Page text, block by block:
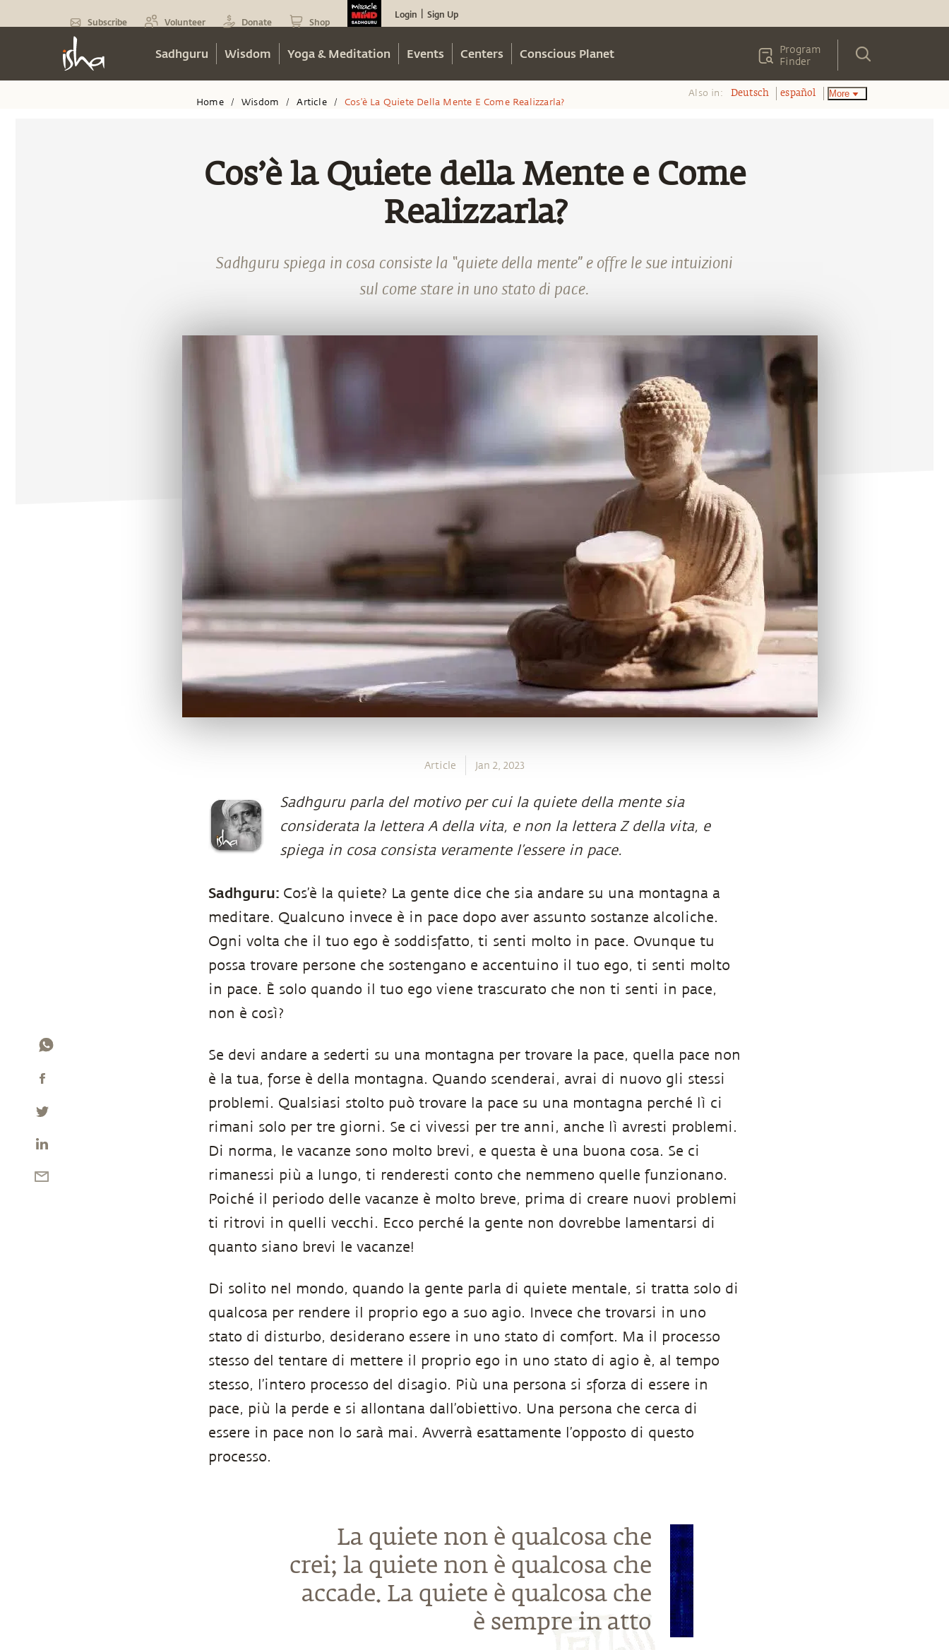
Subscribe Volunteer Donate Shop
Login Sign Up
Sadhguru Wisdom Yoga & Meditation Events Centers Conscious Planet
Program
Finder
Home / Wisdom / Article / Cos’è La Quiete Della Mente E Come Realizzarla?
Also in: Deutsch español More
Cos’è la Quiete della Mente e Come
Realizzarla?
Sadhguru spiega in cosa consiste la “quiete della mente” e offre le sue intuizioni
sul come stare in uno stato di pace.
Article Jan 2, 2023
Sadhguru parla del motivo per cui la quiete della mente sia
considerata la lettera A della vita, e non la lettera Z della vita, e
spiega in cosa consista veramente l’essere in pace.
Sadhguru: Cos’è la quiete? La gente dice che sia andare su una montagna a
meditare. Qualcuno invece è in pace dopo aver assunto sostanze alcoliche.
Ogni volta che il tuo ego è soddisfatto, ti senti molto in pace. Ovunque tu
possa trovare persone che sostengano e accentuino il tuo ego, ti senti molto
in pace. È solo quando il tuo ego viene trascurato che non ti senti in pace,
non è così?
Se devi andare a sederti su una montagna per trovare la pace, quella pace non
è la tua, forse è della montagna. Quando scenderai, avrai di nuovo gli stessi
problemi. Qualsiasi stolto può trovare la pace su una montagna perché lì ci
rimani solo per tre giorni. Se ci vivessi per tre anni, anche lì avresti problemi.
Di norma, le vacanze sono molto brevi, e questa è una buona cosa. Se ci
rimanessi più a lungo, ti renderesti conto che nemmeno quelle funzionano.
Poiché il periodo delle vacanze è molto breve, prima di creare nuovi problemi
ti ritrovi in quelli vecchi. Ecco perché la gente non dovrebbe lamentarsi di
quanto siano brevi le vacanze!
Di solito nel mondo, quando la gente parla di quiete mentale, si tratta solo di
qualcosa per rendere il proprio ego a suo agio. Invece che trovarsi in uno
stato di disturbo, desiderano essere in uno stato di comfort. Ma il processo
stesso del tentare di mettere il proprio ego in uno stato di agio è, al tempo
stesso, l’intero processo del disagio. Più una persona si sforza di essere in
pace, più la perde e si allontana dall’obiettivo. Una persona che cerca di
essere in pace non lo sarà mai. Avverrà esattamente l’opposto di questo
processo.
La quiete non è qualcosa che
crei; la quiete non è qualcosa che
accade. La quiete è qualcosa che
è sempre in atto